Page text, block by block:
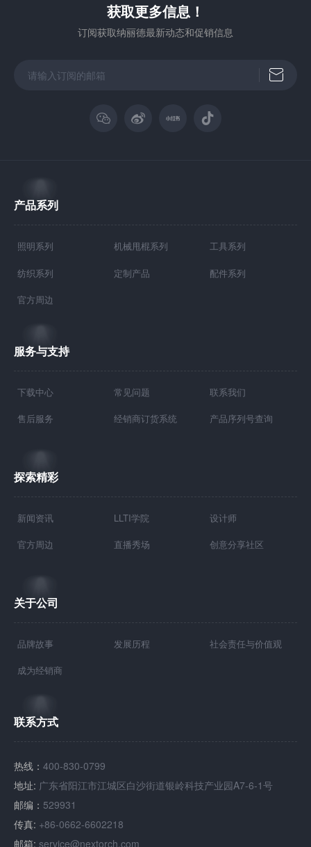
获取更多信息！
订阅获取纳丽德最新动态和促销信息
产品系列
照明系列 机械甩棍系列 工具系列
纺织系列 定制产品 配件系列
官方周边
服务与支持
下载中心 常见问题 联系我们
售后服务 经销商订货系统 产品序列号查询
探索精彩
新闻资讯 LLTI学院 设计师
官方周边 直播秀场 创意分享社区
关于公司
品牌故事 发展历程 社会责任与价值观
成为经销商
联系方式
热线： 400-830-0799
地址: 广东省阳江市江城区白沙街道银岭科技产业园A7-6-1号
邮编： 529931
传真: +86-0662-6602218
邮箱: service@nextorch.com